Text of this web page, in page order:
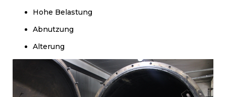
Hohe Belastung
Abnutzung
Alterung